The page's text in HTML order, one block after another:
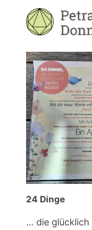
springen
24 Dinge
… die glücklich